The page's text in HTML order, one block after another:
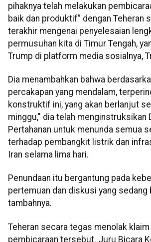
pihaknya telah melakukan
baik dan produktif” dengan Teheran
terakhir mengenai penyelesaian
permusuhan kita di Timur Tengah,
Trump di platform media sosialnya,
Dia menambahkan bahwa
percakapan yang mendalam,
konstruktif ini, yang akan berlanjut
minggu," dia telah menginstruksikan
Pertahanan untuk menunda semua
terhadap pembangkit listrik dan
Iran selama lima hari.
Penundaan itu bergantung pada
pertemuan dan diskusi yang sedang
tambahnya.
Teheran secara tegas menolak
pembicaraan tersebut. Juru Bicara